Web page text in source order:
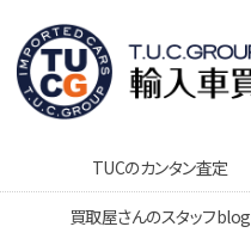
TUCのカンタン査定
買取屋さんのスタッフblog